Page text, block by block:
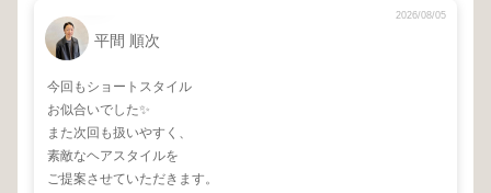
平間 順次
2026/08/05
今回もショートスタイル
お似合いでした✨
また次回も扱いやすく、
素敵なヘアスタイルを
ご提案させていただきます。